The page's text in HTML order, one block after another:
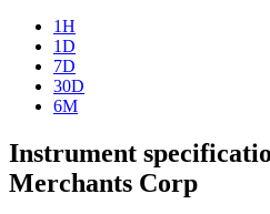
1H
1D
7D
30D
6M
Instrument
Merchants Corp